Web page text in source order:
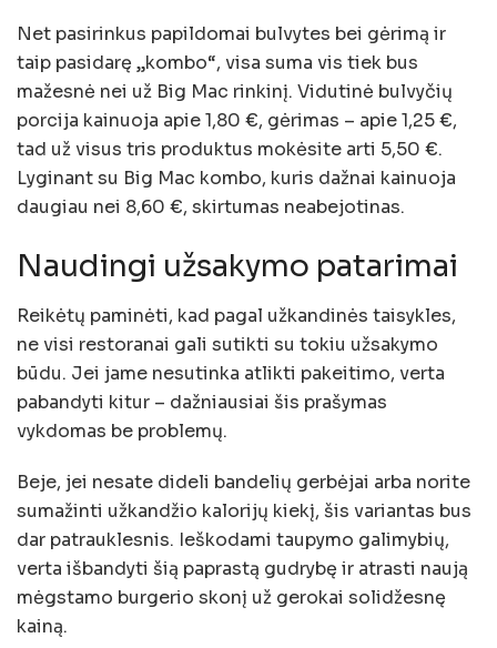
Net pasirinkus papildomai bulvytes bei gėrimą ir
taip pasidarę „kombo“, visa suma vis tiek bus
mažesnė nei už Big Mac rinkinį. Vidutinė bulvyčių
porcija kainuoja apie 1,80 €, gėrimas – apie 1,25 €,
tad už visus tris produktus mokėsite arti 5,50 €.
Lyginant su Big Mac kombo, kuris dažnai kainuoja
daugiau nei 8,60 €, skirtumas neabejotinas.
Naudingi užsakymo patarimai
Reikėtų paminėti, kad pagal užkandinės taisykles,
ne visi restoranai gali sutikti su tokiu užsakymo
būdu. Jei jame nesutinka atlikti pakeitimo, verta
pabandyti kitur – dažniausiai šis prašymas
vykdomas be problemų.
Beje, jei nesate dideli bandelių gerbėjai arba norite
sumažinti užkandžio kalorijų kiekį, šis variantas bus
dar patrauklesnis. Ieškodami taupymo galimybių,
verta išbandyti šią paprastą gudrybę ir atrasti naują
mėgstamo burgerio skonį už gerokai solidžesnę
kainą.